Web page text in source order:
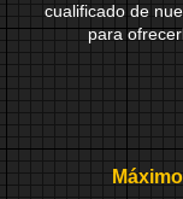
cualificado de
para